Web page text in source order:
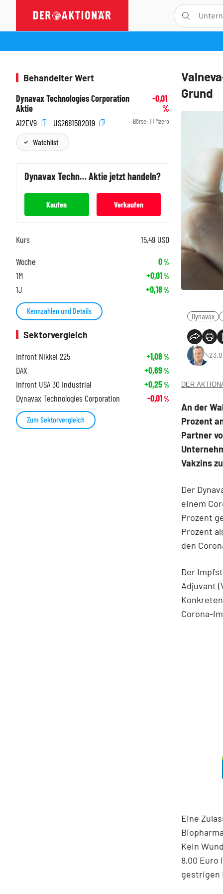
Grund
Dynavax
DER
An der
Prozent
Partner
Vakzins
Der
einem
Prozent
Prozent
den
Der
Adjuvant
Corona-
Eine
Kein
8,00 Euro
gestrigen
Behandelter Wert
Dynavax Technologies Corporation
Aktie
-0,01
%
A12EV9
US2681582019 Börse: TTMzero
Watchlist
Dynavax Technologies CorporationAktie jetzt handeln?
Kaufen Verkaufen
Kurs 15,49 USD
Woche
0%
1M +0,01%
1J +0,18%
Kennzahlen und Details
Sektorvergleich
Infront Nikkei 225
+1,08%
DAX +0,69%
Infront USA 30 Industrial +0,25%
Dynavax Technologies Corporation -0,01%
Zum Sektorvergleich